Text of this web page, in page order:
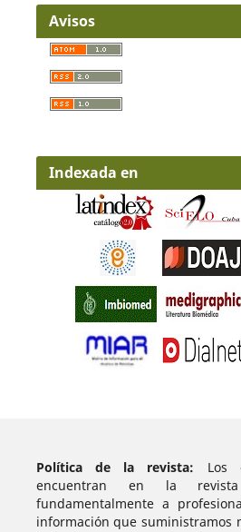
Avisos
Indexada en
Política de la revista: Los
encuentran en la
fundamentalmente a
información que suministramos